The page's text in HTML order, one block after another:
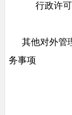
行政许可
其他对外管
务事项